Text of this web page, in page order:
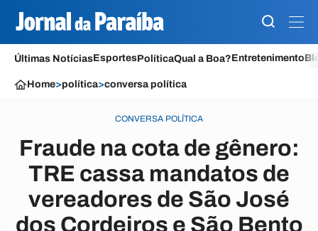
Últimas NotíciasEsportesPolíticaQual a Boa?Entretenimento
Home>política>conversa política
CONVERSA POLÍTICA
Fraude na cota de gênero:
TRE cassa mandatos de
vereadores de São José
dos Cordeiros e São Bento